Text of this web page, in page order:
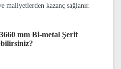
maliyetlerden kazanç sağlanır.
mm Bi-metal Şerit